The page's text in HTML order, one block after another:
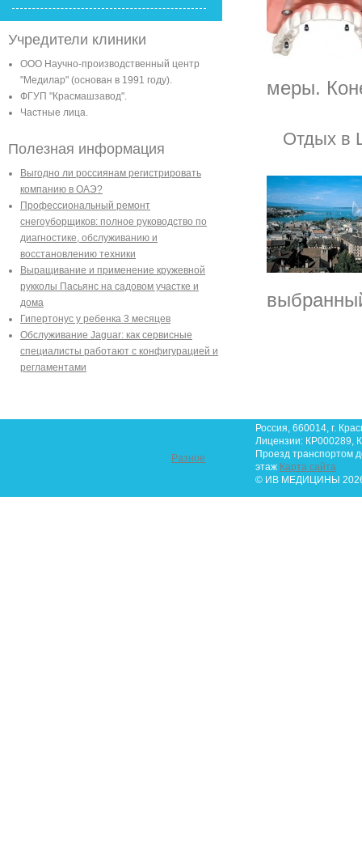
Учредители клиники
ООО Научно-производственный центр
"Медилар" (основан в 1991 году).
ФГУП "Красмашзавод".
Частные лица.
Полезная информация
Выгодно ли россиянам регистрировать
компанию в ОАЭ?
Профессиональный ремонт
снегоуборщиков: полное руководство по
диагностике, обслуживанию и
восстановлению техники
Выращивание и применение кружевной
рукколы Пасьянс на садовом участке и
дома
Гипертонус у ребенка 3 месяцев
Обслуживание Jaguar: как сервисные
специалисты работают с конфигурацией и
регламентами
меры.
Отдых в
Разное
Россия, 660014, г.
Лицензии: КР000289,
Проезд транспортом
этаж Карта сайта
© ИВ МЕДИЦИНЫ